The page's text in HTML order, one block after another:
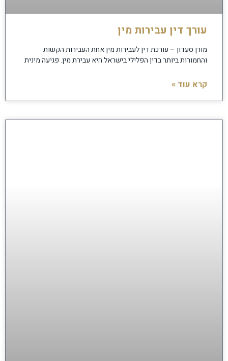
עורך דין עבירות מין
מורן סעדון – עורכת דין לעבירות מין אחת העבירות הקשות
והחמורות ביותר בדין הפלילי בישראל היא עבירת מין. פגיעה מינית
קרא עוד »